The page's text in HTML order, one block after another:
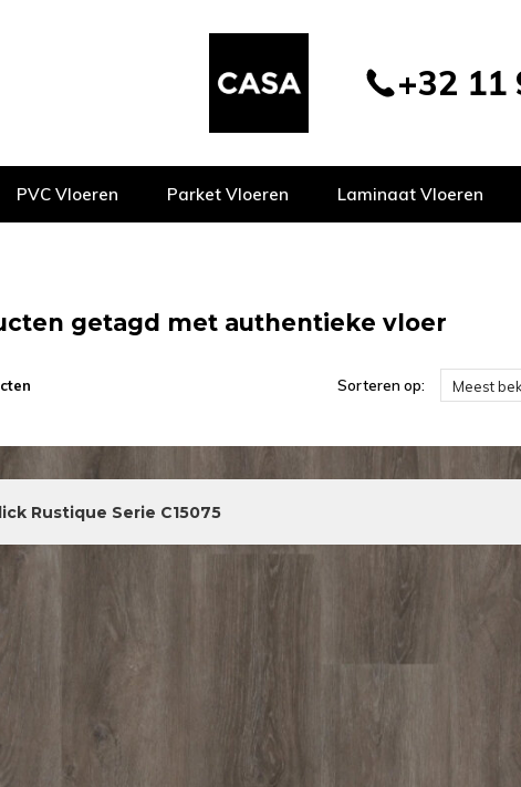
+32 11
PVC Vloeren Parket Vloeren Laminaat Vloeren
getagd met authentieke vloer
Sorteren op: Meest
Rustique Serie C15075